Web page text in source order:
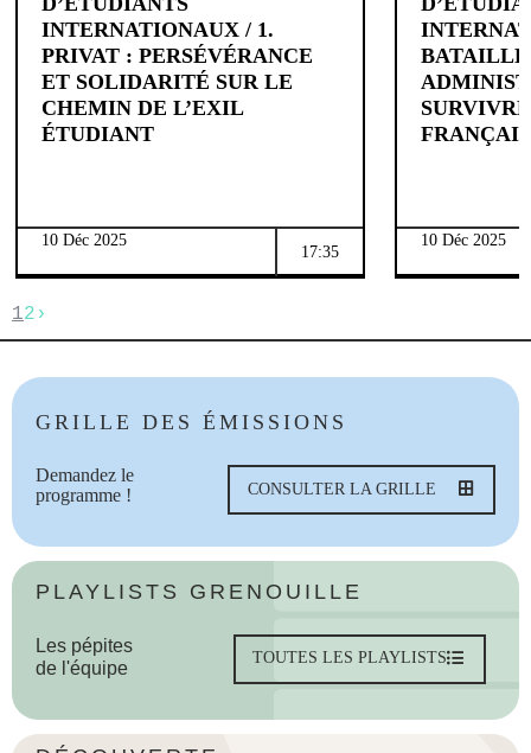
INTERNATIONAUX / 1.
PRIVAT : PERSÉVÉRANCE
ET SOLIDARITÉ SUR LE
CHEMIN DE L’EXIL
ÉTUDIANT
10 Déc 2025
17:35
FRANÇAIS
10 Déc 2025
12 ›
GRILLE DES ÉMISSIONS
Demandez le
programme !
CONSULTER LA GRILLE
PLAYLISTS GRENOUILLE
Les pépites
de l'équipe
TOUTES LES PLAYLISTS